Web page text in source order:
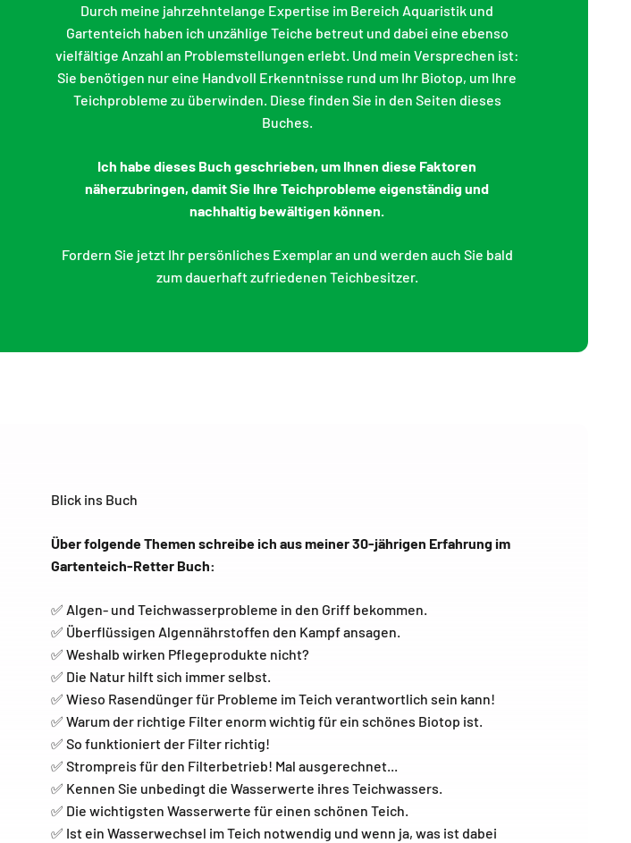
Durch meine jahrzehntelange Expertise im Bereich Aquaristik und
Gartenteich haben ich unzählige Teiche betreut und dabei eine ebenso
vielfältige Anzahl an Problemstellungen erlebt. Und mein Versprechen ist:
Sie benötigen nur eine Handvoll Erkenntnisse rund um Ihr Biotop, um Ihre
Teichprobleme zu überwinden. Diese finden Sie in den Seiten dieses
Buches.
Ich habe dieses Buch geschrieben, um Ihnen diese Faktoren
näherzubringen, damit Sie Ihre Teichprobleme eigenständig und
nachhaltig bewältigen können.
Fordern Sie jetzt Ihr persönliches Exemplar an und werden auch Sie bald
zum dauerhaft zufriedenen Teichbesitzer.
Blick ins Buch
Über folgende Themen schreibe ich aus meiner 30-jährigen Erfahrung im
Gartenteich-Retter Buch:
✅ Algen- und Teichwasserprobleme in den Griff bekommen.
✅ Überflüssigen Algennährstoffen den Kampf ansagen.
✅ Weshalb wirken Pflegeprodukte nicht?
✅ Die Natur hilft sich immer selbst.
✅ Wieso Rasendünger für Probleme im Teich verantwortlich sein kann!
✅ Warum der richtige Filter enorm wichtig für ein schönes Biotop ist.
✅ So funktioniert der Filter richtig!
✅ Strompreis für den Filterbetrieb! Mal ausgerechnet...
✅ Kennen Sie unbedingt die Wasserwerte ihres Teichwassers.
✅ Die wichtigsten Wasserwerte für einen schönen Teich.
✅ Ist ein Wasserwechsel im Teich notwendig und wenn ja, was ist dabei